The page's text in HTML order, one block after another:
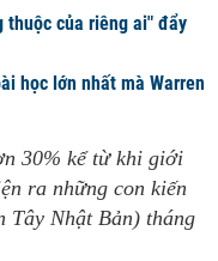
thuộc của riêng ai" đẩy
học lớn nhất mà Warren
30% kể từ khi giới
ra những con kiến
Tây Nhật Bản) tháng